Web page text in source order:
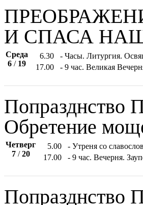
И СПАСА
Среда
6 / 19
6.30
- Часы. Литургия.
17.00
- 9 час. Великая
Попразднство
Обретение
Четверг
7/20
5.00
- Утреня со
17.00
- 9 час. Вечерня.
Попразднство